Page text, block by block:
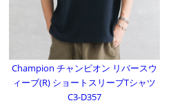
Champion チャンピオン リバースウ
ィーブ(R) ショートスリーブTシャツ
C3-D357